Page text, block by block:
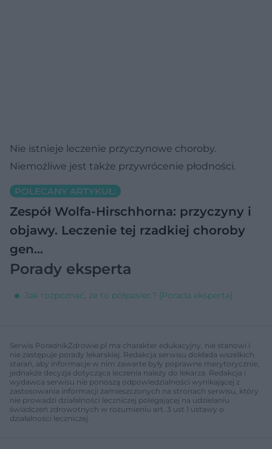
Nie istnieje leczenie przyczynowe choroby.
Niemożliwe jest także przywrócenie płodności.
POLECANY ARTYKUŁ:
Zespół Wolfa-Hirschhorna: przyczyny i
objawy. Leczenie tej rzadkiej choroby
gen…
Porady eksperta
Jak rozpoznać, że to półpasiec? [Porada eksperta]
Serwis PoradnikZdrowie.pl ma charakter edukacyjny, nie stanowi i
nie zastępuje porady lekarskiej. Redakcja serwisu dokłada wszelkich
starań, aby informacje w nim zawarte były poprawne merytorycznie,
jednakże decyzja dotycząca leczenia należy do lekarza. Redakcja i
wydawca serwisu nie ponoszą odpowiedzialności wynikającej z
zastosowania informacji zamieszczonych na stronach serwisu, który
nie prowadzi działalności leczniczej polegającej na udzielaniu
świadczeń zdrowotnych w rozumieniu art. 3 ust 1 ustawy o
działalności leczniczej.